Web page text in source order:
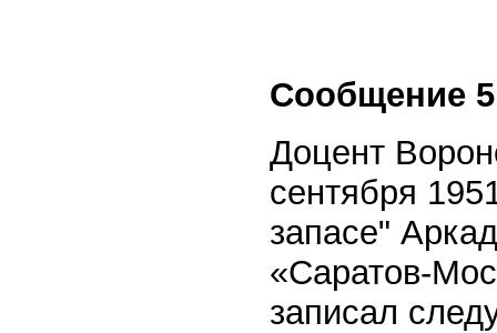
Сообщение 5
Доцент
сентября
запасе"
«Саратов-
записал